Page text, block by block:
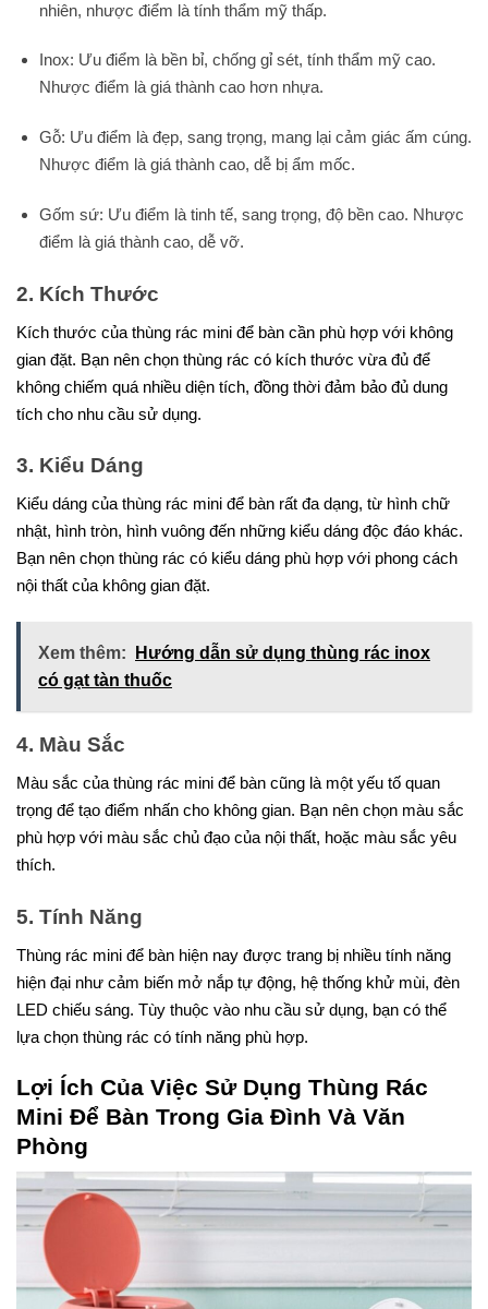
nhiên, nhược điểm là tính thẩm mỹ thấp.
Inox: Ưu điểm là bền bỉ, chống gỉ sét, tính thẩm mỹ cao.
Nhược điểm là giá thành cao hơn nhựa.
Gỗ: Ưu điểm là đẹp, sang trọng, mang lại cảm giác ấm cúng.
Nhược điểm là giá thành cao, dễ bị ẩm mốc.
Gốm sứ: Ưu điểm là tinh tế, sang trọng, độ bền cao. Nhược
điểm là giá thành cao, dễ vỡ.
2. Kích Thước
Kích thước của thùng rác mini để bàn cần phù hợp với không
gian đặt. Bạn nên chọn thùng rác có kích thước vừa đủ để
không chiếm quá nhiều diện tích, đồng thời đảm bảo đủ dung
tích cho nhu cầu sử dụng.
3. Kiểu Dáng
Kiểu dáng của thùng rác mini để bàn rất đa dạng, từ hình chữ
nhật, hình tròn, hình vuông đến những kiểu dáng độc đáo khác.
Bạn nên chọn thùng rác có kiểu dáng phù hợp với phong cách
nội thất của không gian đặt.
Xem thêm:
Hướng dẫn sử dụng thùng rác inox
có gạt tàn thuốc
4. Màu Sắc
Màu sắc của thùng rác mini để bàn cũng là một yếu tố quan
trọng để tạo điểm nhấn cho không gian. Bạn nên chọn màu sắc
phù hợp với màu sắc chủ đạo của nội thất, hoặc màu sắc yêu
thích.
5. Tính Năng
Thùng rác mini để bàn hiện nay được trang bị nhiều tính năng
hiện đại như cảm biến mở nắp tự động, hệ thống khử mùi, đèn
LED chiếu sáng. Tùy thuộc vào nhu cầu sử dụng, bạn có thể
lựa chọn thùng rác có tính năng phù hợp.
Lợi Ích Của Việc Sử Dụng Thùng Rác
Mini Để Bàn Trong Gia Đình Và Văn
Phòng